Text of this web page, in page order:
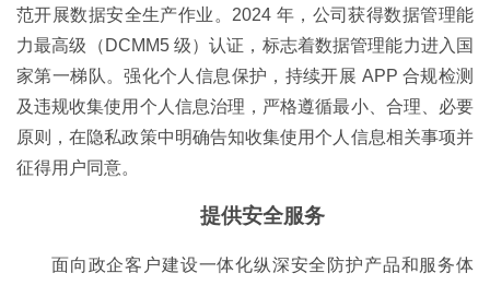
范开展数据安全生产作业。2024 年，公司获得数据管理能
力最高级（DCMM5 级）认证，标志着数据管理能力进入国
家第一梯队。强化个人信息保护，持续开展 APP 合规检测
及违规收集使用个人信息治理，严格遵循最小、合理、必要
原则，在隐私政策中明确告知收集使用个人信息相关事项并
征得用户同意。
提供安全服务
面向政企客户建设一体化纵深安全防护产品和服务体